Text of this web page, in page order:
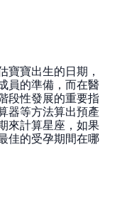
寶寶出生的日期，
員的準備，而在醫
段性發展的重要指
器等方法算出預產
來計算星座，如果
佳的受孕期間在哪